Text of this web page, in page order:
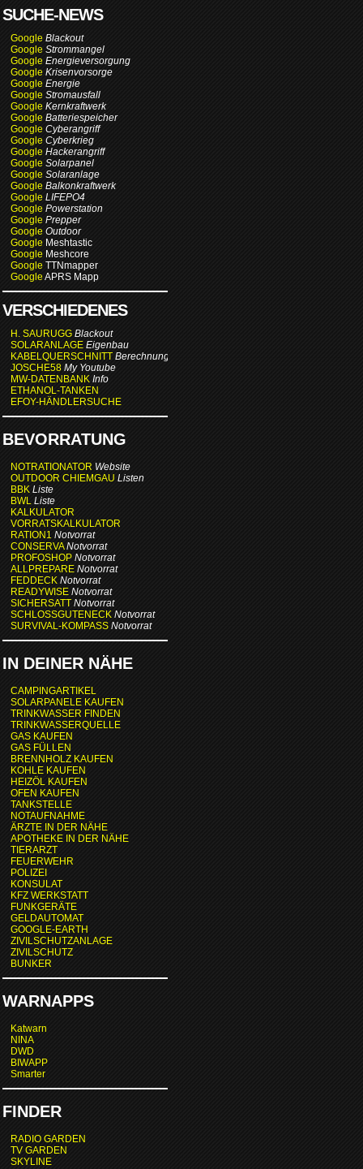
SUCHE-NEWS
Google Blackout
Google Strommangel
Google Energieversorgung
Google Krisenvorsorge
Google Energie
Google Stromausfall
Google Kernkraftwerk
Google Batteriespeicher
Google Cyberangriff
Google Cyberkrieg
Google Hackerangriff
Google Solarpanel
Google Solaranlage
Google Balkonkraftwerk
Google LIFEPO4
Google Powerstation
Google Prepper
Google Outdoor
Google Meshtastic
Google Meshcore
Google TTNmapper
Google APRS Mapp
VERSCHIEDENES
H. SAURUGG Blackout
SOLARANLAGE Eigenbau
KABELQUERSCHNITT Berechnung
JOSCHE58 My Youtube
MW-DATENBANK Info
ETHANOL-TANKEN
EFOY-HÄNDLERSUCHE
BEVORRATUNG
NOTRATIONATOR Website
OUTDOOR CHIEMGAU Listen
BBK Liste
BWL Liste
KALKULATOR
VORRATSKALKULATOR
RATION1 Notvorrat
CONSERVA Notvorrat
PROFOSHOP Notvorrat
ALLPREPARE Notvorrat
FEDDECK Notvorrat
READYWISE Notvorrat
SICHERSATT Notvorrat
SCHLOSSGUTENECK Notvorrat
SURVIVAL-KOMPASS Notvorrat
IN DEINER NÄHE
CAMPINGARTIKEL
SOLARPANELE KAUFEN
TRINKWASSER FINDEN
TRINKWASSERQUELLE
GAS KAUFEN
GAS FÜLLEN
BRENNHOLZ KAUFEN
KOHLE KAUFEN
HEIZÖL KAUFEN
OFEN KAUFEN
TANKSTELLE
NOTAUFNAHME
ÄRZTE IN DER NÄHE
APOTHEKE IN DER NÄHE
TIERARZT
FEUERWEHR
POLIZEI
KONSULAT
KFZ WERKSTATT
FUNKGERÄTE
GELDAUTOMAT
GOOGLE-EARTH
ZIVILSCHUTZANLAGE
ZIVILSCHUTZ
BUNKER
WARNAPPS
Katwarn
NINA
DWD
BIWAPP
Smarter
FINDER
RADIO GARDEN
TV GARDEN
SKYLINE